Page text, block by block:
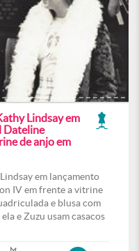
Lindsay em
Dateline
de anjo em
em lançamento
IV em frente a vitrine
e blusa com
e Zuzu usam casacos